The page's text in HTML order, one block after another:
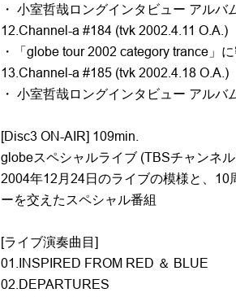
・ 小室哲哉ロングインタビュー アル
12.Channel-a #184 (tvk 2002.4.11 O.A.)
・「globe tour 2002 category trance」
13.Channel-a #185 (tvk 2002.4.18 O.A.)
・ 小室哲哉ロングインタビュー アル
[Disc3 ON-AIR] 109min.
globeスペシャルライブ (TBSチャンネ
2004年12月24日のライブの模様と、10
ーを交えたスペシャル番組
[ライブ演奏曲目]
01.INSPIRED FROM RED ＆ BLUE
02.DEPARTURES